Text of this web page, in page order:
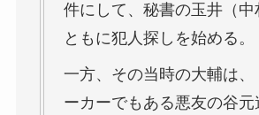
件にして、秘書の玉井（中
ともに犯人探しを始める。
一方、その当時の大輔は、
ーカーでもある悪友の谷